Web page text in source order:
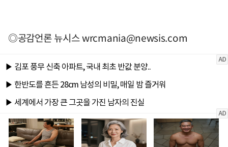
◎공감언론 뉴시스wrcmania@newsis.com